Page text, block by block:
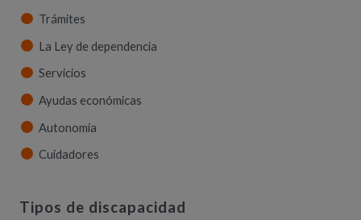
Trámites
La Ley de dependencia
Servicios
Ayudas económicas
Autonomía
Cuidadores
Tipos de discapacidad